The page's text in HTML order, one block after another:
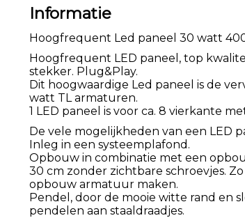
Informatie
Hoogfrequent Led paneel 30 watt
Hoogfrequent LED paneel, top
stekker. Plug&Play.
Dit hoogwaardige Led paneel is de
watt TL armaturen.
1 LED paneel is voor ca. 8 vierkante
De vele mogelijkheden van een LED
Inleg in een systeemplafond.
Opbouw in combinatie met een
30 cm zonder zichtbare schroevjes.
opbouw armatuur maken.
Pendel, door de mooie witte rand en
pendelen aan staaldraadjes.